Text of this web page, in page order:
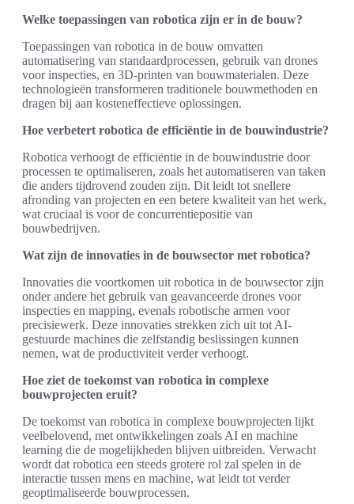
Welke toepassingen van robotica zijn er in de bouw?
Toepassingen van robotica in de bouw omvatten
automatisering van standaardprocessen, gebruik van drones
voor inspecties, en 3D-printen van bouwmaterialen. Deze
technologieën transformeren traditionele bouwmethoden en
dragen bij aan kosteneffectieve oplossingen.
Hoe verbetert robotica de efficiëntie in de bouwindustrie?
Robotica verhoogt de efficiëntie in de bouwindustrie door
processen te optimaliseren, zoals het automatiseren van taken
die anders tijdrovend zouden zijn. Dit leidt tot snellere
afronding van projecten en een betere kwaliteit van het werk,
wat cruciaal is voor de concurrentiepositie van
bouwbedrijven.
Wat zijn de innovaties in de bouwsector met robotica?
Innovaties die voortkomen uit robotica in de bouwsector zijn
onder andere het gebruik van geavanceerde drones voor
inspecties en mapping, evenals robotische armen voor
precisiewerk. Deze innovaties strekken zich uit tot AI-
gestuurde machines die zelfstandig beslissingen kunnen
nemen, wat de productiviteit verder verhoogt.
Hoe ziet de toekomst van robotica in complexe
bouwprojecten eruit?
De toekomst van robotica in complexe bouwprojecten lijkt
veelbelovend, met ontwikkelingen zoals AI en machine
learning die de mogelijkheden blijven uitbreiden. Verwacht
wordt dat robotica een steeds grotere rol zal spelen in de
interactie tussen mens en machine, wat leidt tot verder
geoptimaliseerde bouwprocessen.